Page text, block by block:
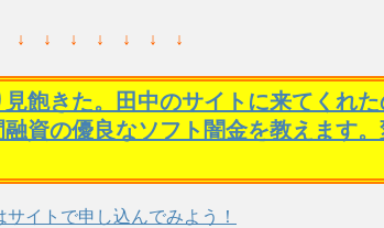
↓ ↓ ↓ ↓ ↓ ↓ ↓
飽きた。田中のサイトに来てくれ
資の優良なソフト闇金を教えます
サイトで申し込んでみよう！